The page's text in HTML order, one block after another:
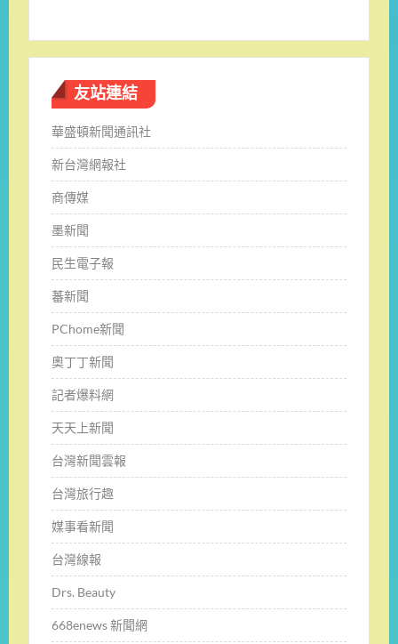
友站連結
華盛頓新聞通訊社
新台灣網報社
商傳媒
墨新聞
民生電子報
蕃新聞
PChome新聞
奧丁丁新聞
記者爆料網
天天上新聞
台灣新聞雲報
台灣旅行趣
媒事看新聞
台灣線報
Drs. Beauty
668enews 新聞網